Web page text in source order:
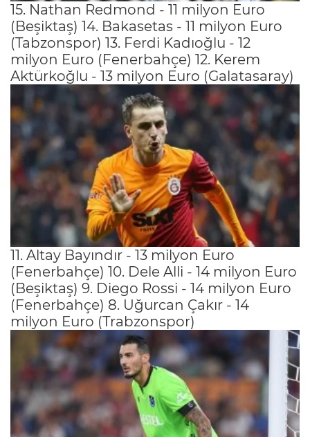
15. Nathan Redmond - 11 milyon Euro
(Beşiktaş) 14. Bakasetas - 11 milyon Euro
(Tabzonspor) 13. Ferdi Kadıoğlu - 12
milyon Euro (Fenerbahçe) 12. Kerem
Aktürkoğlu - 13 milyon Euro (Galatasaray)
11. Altay Bayındır - 13 milyon Euro
(Fenerbahçe) 10. Dele Alli - 14 milyon Euro
(Beşiktaş) 9. Diego Rossi - 14 milyon Euro
(Fenerbahçe) 8. Uğurcan Çakır - 14
milyon Euro (Trabzonspor)